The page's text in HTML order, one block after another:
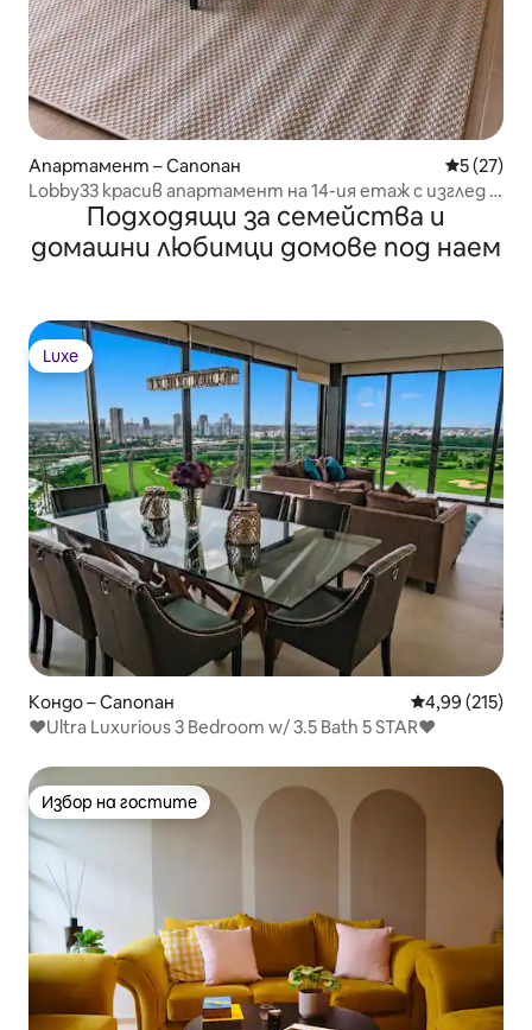
Апартамент – Сапопан Средна
5 (27)
Lobby33 красив апартамент на 14-ия етаж с изглед и
климатикПодходящи за семейства и
домашни любимци домове под наем
Luxe
Luxe
Кондо – Сапопан Средна
4,99 (215)
❤️Ultra Luxurious 3 Bedroom w/ 3.5 Bath 5 STAR❤️
Избор на гостите
Избор на гостите